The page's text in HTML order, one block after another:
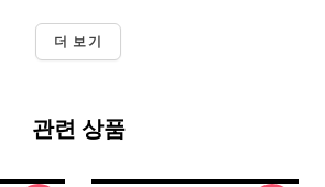
더 보기
관련 상품